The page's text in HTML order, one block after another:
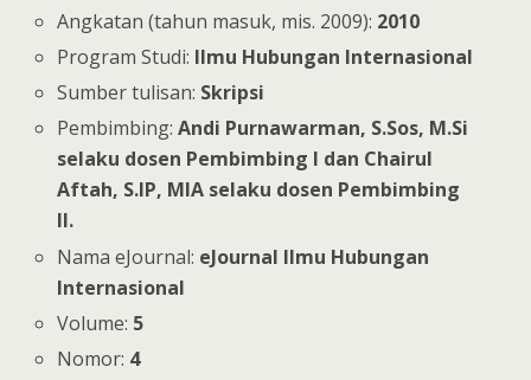
Angkatan (tahun masuk, mis. 2009): 2010
Program Studi: Ilmu Hubungan Internasional
Sumber tulisan: Skripsi
Pembimbing:Andi Purnawarman, S.Sos, M.Si
selaku dosen Pembimbing I dan Chairul
Aftah, S.IP, MIA selaku dosen Pembimbing
II.
Nama eJournal: eJournal Ilmu Hubungan
Internasional
Volume: 5
Nomor: 4